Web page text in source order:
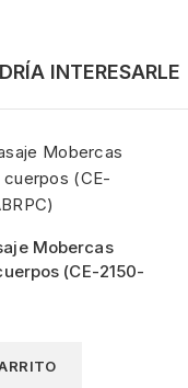
INTERESARLE
Mobercas
(CE-2150-